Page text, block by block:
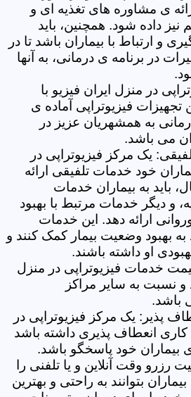
ارائه ی مشاوره های تغذیه ای و
داده شود. همچنین، باید
و ارتباط با بیماران باشد تا در
در برنامه ی درمانی، به آنها
در منزل ایران فیزیو با
فیزیوتراپی آماده ی
به همشهریان عزیز در
می باشد.
یک مرکز فیزیوتراپی در
خود خدمات تلفیقی ارائه
باید به بیماران خدمات
و دیگر خدمات مرتبط با بهبود
ارائه دهد. این خدمات
به بهبود وضعیت بیمار کمک کنند و
او داشته باشند.
خدمات فیزیوتراپی در منزل
و نسبت به سایر مراکز
باشد.
پذیر: یک مرکز فیزیوتراپی در
انعطاف پذیری داشته باشد
بیماران خود پاسخگو باشد.
رزرو وقت آنلاین و یا تلفنی را
بتوانند به راحتی و بهترین